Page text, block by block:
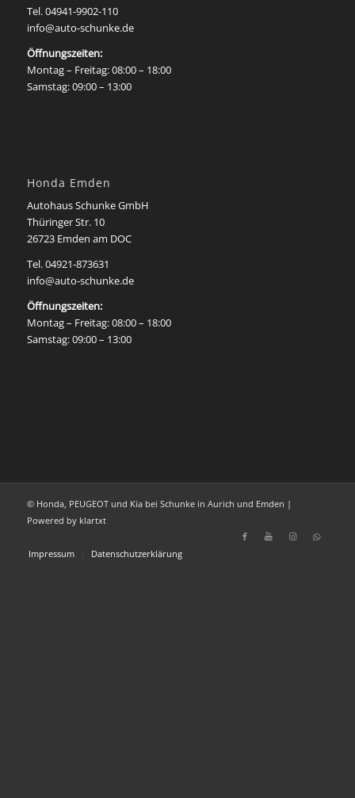
Tel. 04941-9902-110
info@auto-schunke.de
Öffnungszeiten:
Montag – Freitag: 08:00 – 18:00
Samstag: 09:00 – 13:00
Honda Emden
Autohaus Schunke GmbH
Thüringer Str. 10
26723 Emden am DOC
Tel. 04921-873631
info@auto-schunke.de
Öffnungszeiten:
Montag – Freitag: 08:00 – 18:00
Samstag: 09:00 – 13:00
© Honda, PEUGEOT und Kia bei Schunke in Aurich und Emden |
Powered by klartxt
Impressum Datenschutzerklärung